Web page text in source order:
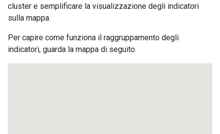
cluster e semplificare la visualizzazione degli indicatori
sulla mappa.
Per capire come funziona il raggruppamento degli
indicatori, guarda la mappa di seguito.